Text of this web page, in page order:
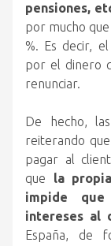
pensiones,
por mucho
%. Es decir,
por el dinero
renunciar.
De hecho,
reiterando
pagar al
que la
impide
intereses al
España, de